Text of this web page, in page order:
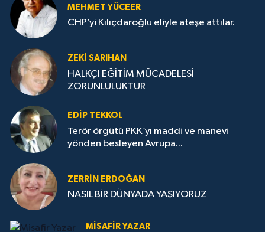
MEHMET YÜCEER
CHP’yi Kılıçdaroğlu eliyle ateşe attılar.
ZEKI SARIHAN
HALKÇI EĞİTİM MÜCADELESİ
ZORUNLULUKTUR
EDIP TEKKOL
Terör örgütü PKK’yı maddi ve manevi
yönden besleyen Avrupa...
ZERRIN ERDOĞAN
NASIL BİR DÜNYADA YAŞIYORUZ
MISAFIR YAZAR